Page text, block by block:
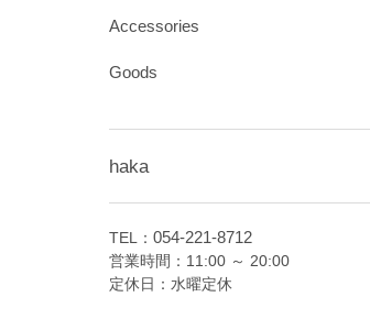
Accessories
Goods
haka
TEL： 054-221-8712
営業時間：11:00 ～ 20:00
定休日：水曜定休